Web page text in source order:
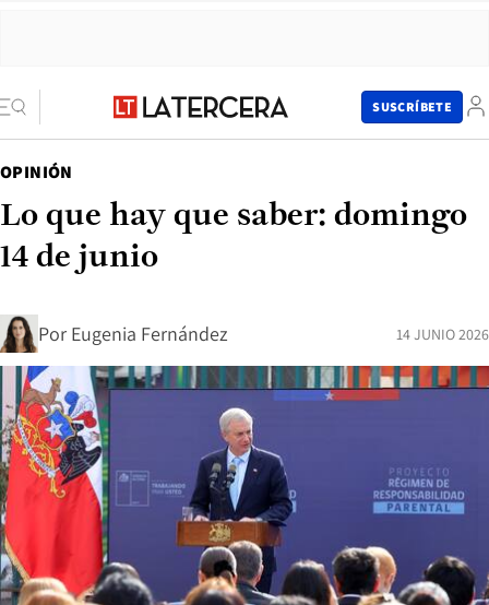
SUSCRÍBETE
OPINIÓN
Lo que hay que saber: domingo
14 de junio
Por Eugenia Fernández 14 JUNIO 2026